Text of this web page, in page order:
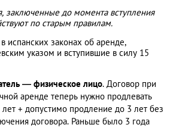
заключенные до момента вступления
по старым правилам.
испанских законах об аренде,
указом и вступившие в силу 15
— физическое лицо. Договор при
аренде теперь нужно продлевать
+ допустимо продление до 3 лет без
договора. Раньше было 3 года